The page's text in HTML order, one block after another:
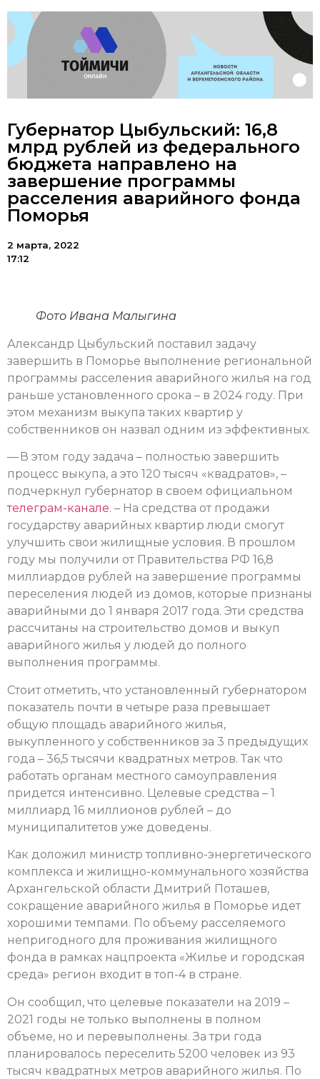
Губернатор Цыбульский: 16,8
млрд рублей из федерального
бюджета направлено на
завершение программы
расселения аварийного фонда
Поморья
2 марта, 2022
17:12
Фото Ивана Малыгина
Александр Цыбульский поставил задачу
завершить в Поморье выполнение региональной
программы расселения аварийного жилья на год
раньше установленного срока – в 2024 году. При
этом механизм выкупа таких квартир у
собственников он назвал одним из эффективных.
— В этом году задача – полностью завершить
процесс выкупа, а это 120 тысяч «квадратов», –
подчеркнул губернатор в своем официальном
телеграм-канале. – На средства от продажи
государству аварийных квартир люди смогут
улучшить свои жилищные условия. В прошлом
году мы получили от Правительства РФ 16,8
миллиардов рублей на завершение программы
переселения людей из домов, которые признаны
аварийными до 1 января 2017 года. Эти средства
рассчитаны на строительство домов и выкуп
аварийного жилья у людей до полного
выполнения программы.
Стоит отметить, что установленный губернатором
показатель почти в четыре раза превышает
общую площадь аварийного жилья,
выкупленного у собственников за 3 предыдущих
года – 36,5 тысячи квадратных метров. Так что
работать органам местного самоуправления
придется интенсивно. Целевые средства – 1
миллиард 16 миллионов рублей – до
муниципалитетов уже доведены.
Как доложил министр топливно-энергетического
комплекса и жилищно-коммунального хозяйства
Архангельской области Дмитрий Поташев,
сокращение аварийного жилья в Поморье идет
хорошими темпами. По объему расселяемого
непригодного для проживания жилищного
фонда в рамках нацпроекта «Жилье и городская
среда» регион входит в топ-4 в стране.
Он сообщил, что целевые показатели на 2019 –
2021 годы не только выполнены в полном
объеме, но и перевыполнены. За три года
планировалось переселить 5200 человек из 93
тысяч квадратных метров аварийного жилья. По